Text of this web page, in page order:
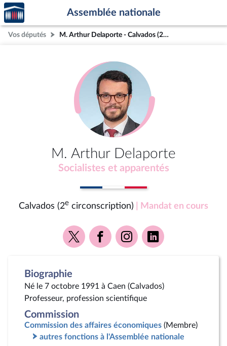
Aller au contenu
Aller en bas de la page
Accèder
à la
page
d'accueil
Assemblée nationale
Vos députés M. Arthur Delaporte - Calvados (2e circonscription)
M. Arthur Delaporte
Socialistes et apparentés
Calvados (2e circonscription) | Mandat en cours
Voir
la
Voir
la
Voir
la
Voir
la
Biographie
Né le 7 octobre 1991 à Caen (Calvados)
Professeur, profession scientifique
Commission
Commission des affaires économiques (Membre)
autres fonctions à l'Assemblée nationale